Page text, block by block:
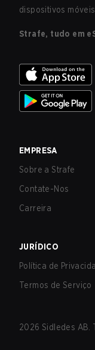
dispositivos móveis.
Strafe, tudo em
EMPRESA
Sobre a Strafe
Contate-Nos
Carreira
JURÍDICO
Política de
Termos de Serviço
2026 Sidledes AB.